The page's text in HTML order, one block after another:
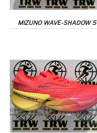
MIZUNO WAVE-SHADOW 5